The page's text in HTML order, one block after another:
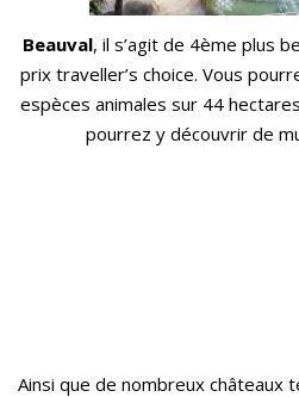
Beauval, il s’agit de 4ème plus
prix traveller’s choice. Vous
espèces animales sur 44
pourrez y découvrir de
Ainsi que de nombreux châteaux